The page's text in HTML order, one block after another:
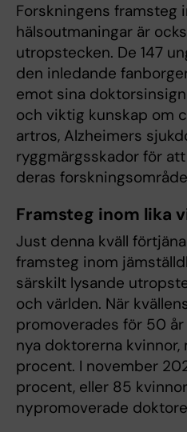
Forskningens framsteg
hälsoutmaningar är
utropstecken. De 147
den inledande
emot sina
och viktig kunskap om
artros, Alzheimers
ryggmärgsskador för
deras
Framsteg inom lika
Just denna kväll
framsteg inom
särskilt lysande
och världen. När
promoverades för 50
nya doktorerna
procent. I november
procent, eller 85
nypromoverade